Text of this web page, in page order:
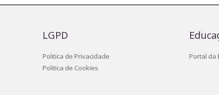
LGPD
Politica de Privacidade
Politica de Cookies
Portal da